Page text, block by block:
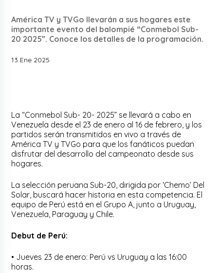
América TV y TVGo llevarán a sus hogares este
importante evento del balompié “Conmebol Sub-
20 2025”. Conoce los detalles de la programación.
13 Ene 2025
La “Conmebol Sub- 20- 2025” se llevará a cabo en
Venezuela desde el 23 de enero al 16 de febrero, y los
partidos serán transmitidos en vivo a través de
América TV y TVGo para que los fanáticos puedan
disfrutar del desarrollo del campeonato desde sus
hogares.
La selección peruana Sub-20, dirigida por ‘Chemo’ Del
Solar, buscará hacer historia en esta competencia. El
equipo de Perú está en el Grupo A, junto a Uruguay,
Venezuela, Paraguay y Chile.
Debut de Perú:
• Jueves 23 de enero: Perú vs Uruguay a las 16:00
horas.